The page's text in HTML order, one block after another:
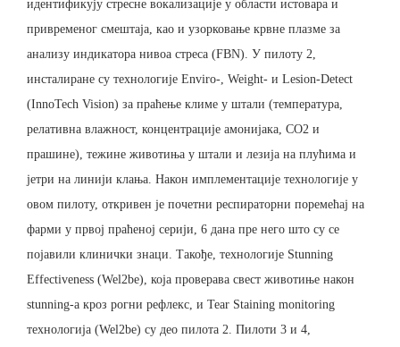
идентификују стресне вокализације у области истовара и
привременог смештаја, као и узорковање крвне плазме за
анализу индикатора нивоа стреса (FBN). У пилоту 2,
инсталиране су технологије Enviro-, Weight- и Lesion-Detect
(InnoTech Vision) за праћење климе у штали (температура,
релативна влажност, концентрације амонијака, CO2 и
прашине), тежине животиња у штали и лезија на плућима и
јетри на линији клања. Након имплементације технологије у
овом пилоту, откривен је почетни респираторни поремећај на
фарми у првој праћеној серији, 6 дана пре него што су се
појавили клинички знаци. Такође, технологије Stunning
Effectiveness (Wel2be), која проверава свест животиње након
stunning-а кроз рогни рефлекс, и Tear Staining monitoring
технологија (Wel2be) су део пилота 2. Пилоти 3 и 4,